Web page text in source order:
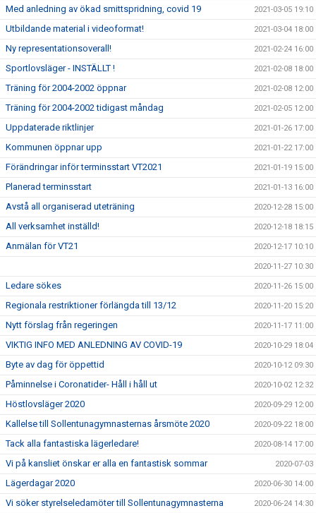
Med anledning av ökad smittspridning, covid 19 2021-03-05 19:10
Utbildande material i videoformat! 2021-03-04 18:00
Ny representationsoverall! 2021-02-24 16:00
Sportlovsläger - INSTÄLLT ! 2021-02-08 18:00
Träning för 2004-2002 öppnar 2021-02-08 12:00
Träning för 2004-2002 tidigast måndag 2021-02-05 12:00
Uppdaterade riktlinjer 2021-01-26 17:00
Kommunen öppnar upp 2021-01-22 17:00
Förändringar inför terminsstart VT2021 2021-01-19 15:00
Planerad terminsstart 2021-01-13 16:00
Avstå all organiserad uteträning 2020-12-28 15:00
All verksamhet inställd! 2020-12-18 18:15
Anmälan för VT21 2020-12-17 10:10
2020-11-27 10:30
Ledare sökes 2020-11-26 15:00
Regionala restriktioner förlängda till 13/12 2020-11-20 15:20
Nytt förslag från regeringen 2020-11-17 11:00
VIKTIG INFO MED ANLEDNING AV COVID-19 2020-10-29 18:04
Byte av dag för öppettid 2020-10-12 09:30
Påminnelse i Coronatider- Håll i håll ut 2020-10-02 12:32
Höstlovsläger 2020 2020-09-29 12:00
Kallelse till Sollentunagymnasternas årsmöte 2020 2020-09-22 18:00
Tack alla fantastiska lägerledare! 2020-08-14 17:00
Vi på kansliet önskar er alla en fantastisk sommar 2020-07-03
Lägerdagar 2020 2020-06-30 14:00
Vi söker styrelseledamöter till Sollentunagymnasterna 2020-06-24 14:30